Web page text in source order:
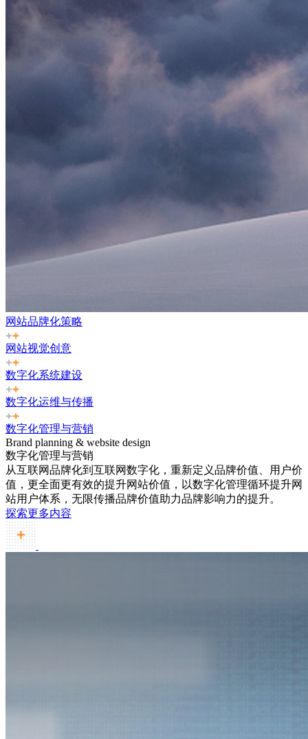
网站品牌化策略
网站视觉创意
数字化系统建设
数字化运维与传播
数字化管理与营销
Brand planning & website design
数字化管理与营销
从互联网品牌化到互联网数字化，重新定义品牌价值、用户价
值，更全面更有效的提升网站价值，以数字化管理循环提升网
站用户体系，无限传播品牌价值助力品牌影响力的提升。
探索更多内容